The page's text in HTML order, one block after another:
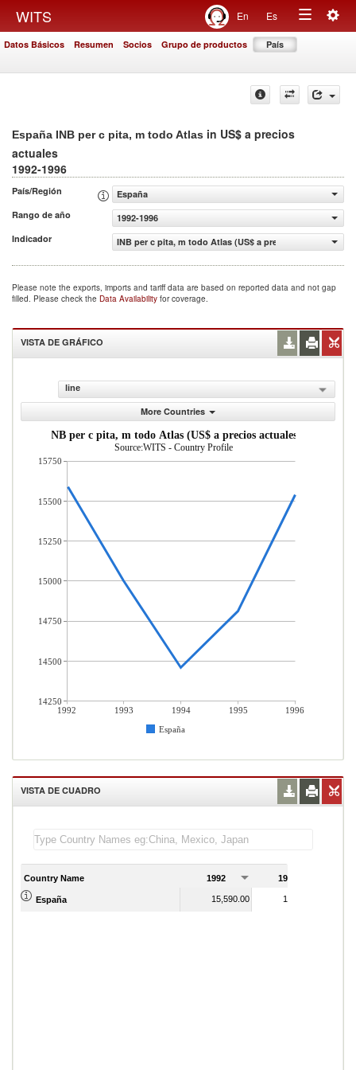
WITS En Es
Toggle
Datos Básicos Resumen Socios Grupo de productos País
España INB per c pita, m todo Atlas in US$ a precios
actuales
1992-1996
País/Región
España
Rango de año
1992-1996
Indicador
INB per c pita, m todo Atlas (US$ a precios actuales)
Please note the exports, imports and tariff data are based on reported data and not gap
filled. Please check the Data Availability for coverage.
VISTA DE GRÁFICO
line
More Countries
INB per c pita, m todo Atlas (US$ a precios actuales)
Source:WITS - Country Profile
1992 1993 1994 1995
1996
España
15750
15500
15250
15000
14750
14500
14250
VISTA DE CUADRO
Country Name 1992 1993
España 15,590.00 15,000.00